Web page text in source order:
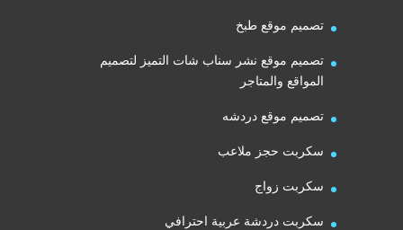
تصميم موقع طبخ
تصميم موقع نشر سناب شات التميز لتصميم
المواقع والمتاجر
تصميم موقع دردشه
سكربت حجز ملاعب
سكربت زواج
سكربت دردشة عربية احترافي